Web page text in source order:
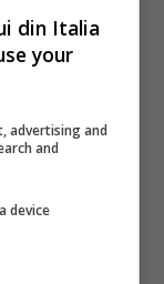
din Italia
your
advertising and
and
device